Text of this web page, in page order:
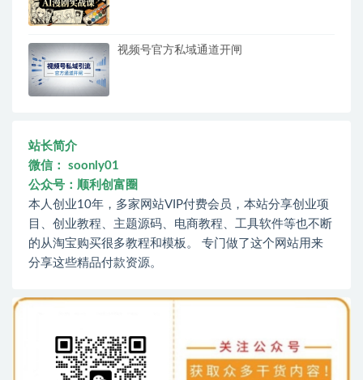
视频号官方私域通道开闸
站长简介
微信： soonly01
公众号：顺利创富圈
本人创业10年，多家网站VIP付费会员，本站分享创业项
目、创业教程、主题源码、电商教程、工具软件等也不断
的从淘宝购买很多教程和模板。 专门做了这个网站用来
分享这些精品付款资源。